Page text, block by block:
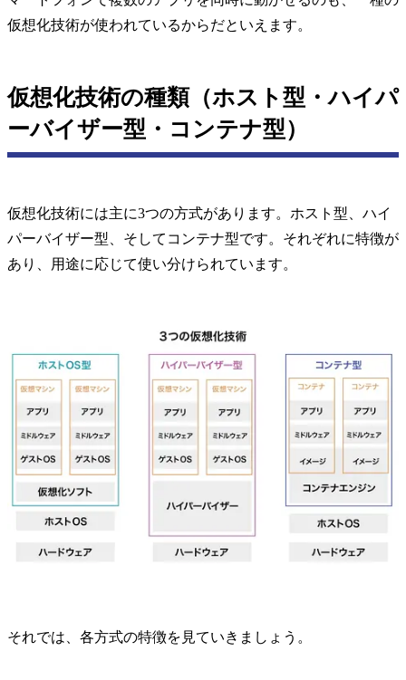
仮想化技術が使われているからだといえます。
仮想化技術の種類（ホスト型・ハイパ
ーバイザー型・コンテナ型）
仮想化技術には主に3つの方式があります。ホスト型、ハイ
パーバイザー型、そしてコンテナ型です。それぞれに特徴が
あり、用途に応じて使い分けられています。
それでは、各方式の特徴を見ていきましょう。